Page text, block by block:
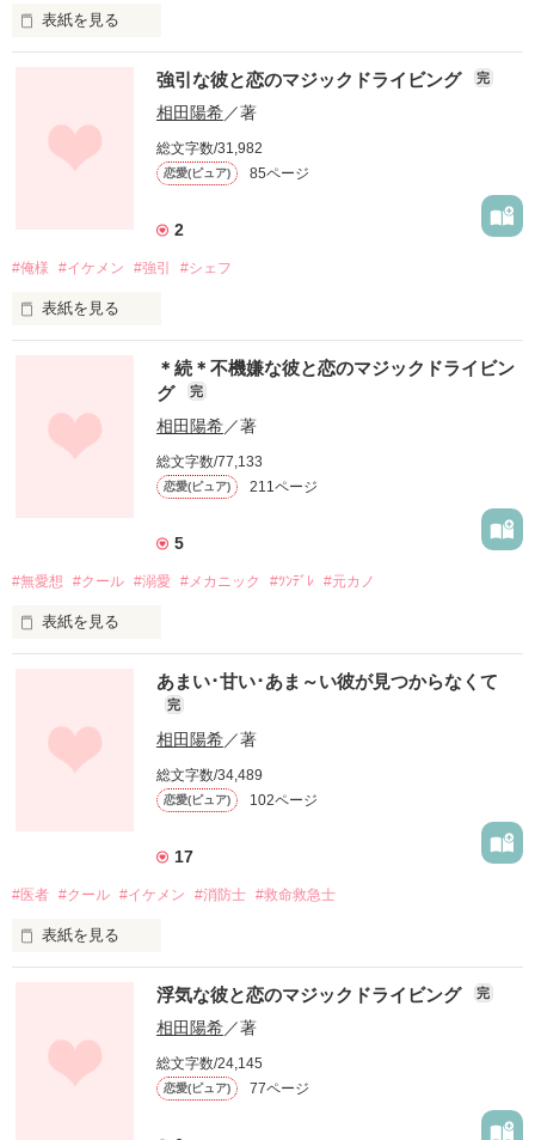
“ビビディ.バビディ.ブー！”
偶然出会った彼の恋人役から始まった私達の関係。
はじめは自分勝手で無愛想なこの人が大嫌いだったけれどいつ
の間にか私の心はあなたでいっぱいになっていた。
ねぇ誰か…彼と釣り合うように、隣に並ぶ勇気がもてる魔法を
双子の美月と入れ替わってそれぞれの学校に行った隣の席に…
毎朝見つめていた彼がいた。
憧れの彼が入れ替わっている私に甘く囁く。
だけどそれは私にではなく美月に囁く甘い言葉。
藤咲菜月(ふじさきなつき) N女子高2年
×
＊どこかで聞き覚えのある名字…
そう、服部Jr. と双子の姉妹の恋のお話です。
表紙を見る
★執筆一周年記念★
ファン様限定
強引な彼と恋のマジックドライビング 完
相田陽希／著
総文字数/31,982
恋愛(ピュア) 85ページ
2
#俺様 #イケメン #強引 #シェフ
表紙を見る
タイガーモータース整備士
×
新田柚月(にったゆづき)35歳
Chaoyangオーナーシェ
フ
「朝陽、俺と結婚しろよ｣
「なんで付き合ってもいない人と結婚しなくちゃいけないんで
俺は朝陽とすぐに結婚がしたいんだ｣
「……女心がわからない強引な男なんて絶対に好きになれない
し結婚なんて出来ません！！｣
「大丈夫。俺たち必ず上手くいくし朝陽はすぐに俺のこと好き
になる。じゃあ、しかたないからとりあえずデートしてホテル
俺のことじっくり教えてやるよ｣
「はぁ！？けっこうです！！！｣
YAMASE を退職して稼業を継いでから、強引で俺様なタイガー
【＊続＊不機嫌な彼と恋のマジックドライビング】ランキング
入りどうもありがとうございます！
皆様に感謝の思いを込めまして、二人の仲を拗らせさせた美人
＊続＊不機嫌な彼と恋のマジックドライビン
グ
完
相田陽希／著
総文字数/77,133
恋愛(ピュア) 211ページ
5
#無愛想 #クール #溺愛 #メカニック #ﾂﾝﾃﾞﾚ #元カノ
表紙を見る
不機嫌オーラ全開の蓮司に、新入社員や転勤してきた蓮司の同
期、高校時代の元カノ…結婚したはずなのに妻の存在を無視し
て迫る女たちに明莉はイライラ。
「そんなに俺が信用できないならもう一緒には暮らせない」
「片瀬さんにばっかり頼って俺は明莉にとってどんな存在なん
さかの離婚の危機！？
＊＊＊【不機嫌な彼と恋のマジックドライビング】の続編で
す。
あまい･甘い･あま～い彼が見つからなくて
完
相田陽希／著
総文字数/34,489
恋愛(ピュア) 102ページ
17
#医者 #クール #イケメン #消防士 #救命救急士
表紙を見る
一途に恋して大恋愛の末に結婚した両親に、小さい頃から何度
も両親の素敵な恋物語を聞かされて私たちは育った。
まるで恋愛小説や漫画みたいな素敵な恋愛。
浮気な彼と恋のマジックドライビング 完
相田陽希／著
総文字数/24,145
恋愛(ピュア) 77ページ